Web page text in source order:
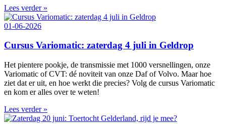
Lees verder »
01-06-2026
Cursus Variomatic: zaterdag 4 juli in Geldrop
Het pientere pookje, de transmissie met 1000 versnellingen, onze
Variomatic of CVT: dé noviteit van onze Daf of Volvo. Maar hoe
ziet dat er uit, en hoe werkt die precies? Volg de cursus Variomatic
en kom er alles over te weten!
Lees verder »